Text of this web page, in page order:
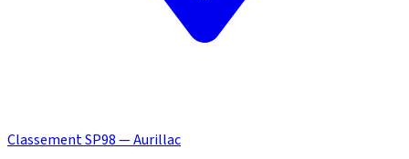
Classement SP98 — Aurillac